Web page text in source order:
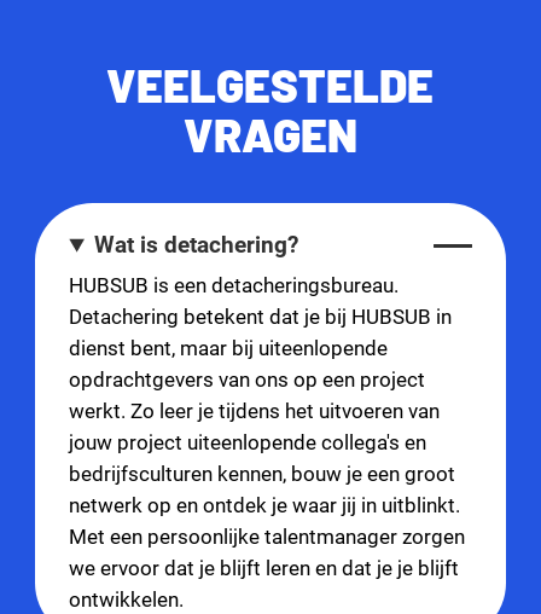
VEELGESTELDE
VRAGEN
Wat is detachering?
HUBSUB is een detacheringsbureau.
Detachering betekent dat je bij HUBSUB in
dienst bent, maar bij uiteenlopende
opdrachtgevers van ons op een project
werkt. Zo leer je tijdens het uitvoeren van
jouw project uiteenlopende collega's en
bedrijfsculturen kennen, bouw je een groot
netwerk op en ontdek je waar jij in uitblinkt.
Met een persoonlijke talentmanager zorgen
we ervoor dat je blijft leren en dat je je blijft
ontwikkelen.